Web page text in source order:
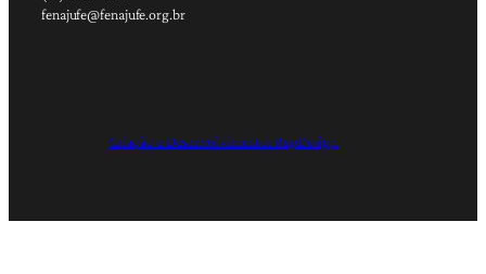
fenajufe@fenajufe.org.br
Criação e Desenvolvimento: RapDesign